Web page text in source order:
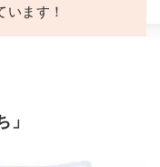
ます！